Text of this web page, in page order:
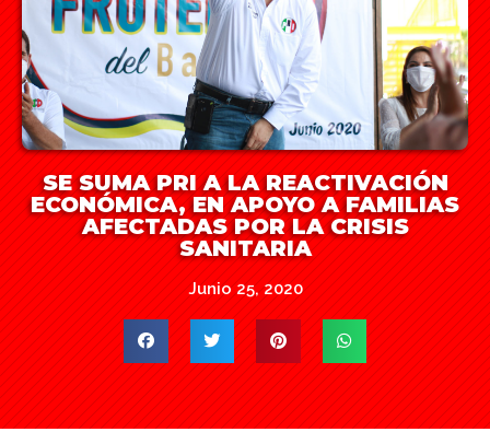
SE SUMA PRI A LA REACTIVACIÓN
ECONÓMICA, EN APOYO A FAMILIAS
AFECTADAS POR LA CRISIS
SANITARIA
Junio 25, 2020